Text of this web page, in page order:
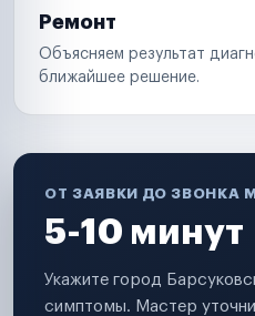
Ремонт
Объясняем результат
ближайшее решение.
ОТ ЗАЯВКИ ДО ЗВОНКА
5-10 минут
Укажите город
симптомы. Мастер